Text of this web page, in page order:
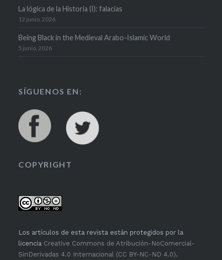
La lógica de la Historia (I): falacias
12 junio, 2026
Being Black in the Medieval Arabo-Islamic World
5 junio, 2026
SÍGUENOS EN:
COPYRIGHT
Los artículos de esta revista están protegidos por la
licencia Creative Commons de Atribución-NoComercial-
SinDerivadas 4.0 Internacional (CC BY-NC-ND 4.0).